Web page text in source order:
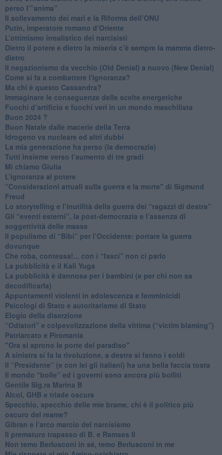
perso l’”anima”
​Il sollevamento dei mari e la Riforma dell’ONU
Putin, imperatore romano d’Oriente
​L’ottimismo irrealistico dei narcisisti
​Dietro il potere e dietro la miseria c’è sempre la mamma dietro-
dietro
Il negazionismo da vecchio (Old Denial) a nuovo (New Denial)
Come si fa a combattere l'ignoranza?
Ma chi è questo Cassandra?
Immaginare le conseguenze delle scelte energetiche
​Fuochi d’artificio e fuochi veri in un mondo maschilista
Buon 2024 ?
​Buon Natale dalle macerie della Terra
​Idrogeno vs nucleare ed altri dubbi
​La mia generazione ha perso (la democrazia)
​Tutti insieme verso l’aumento di tre gradi
Mi chiamo Giulia
L’ignoranza al potere
​“Considerazioni attuali sulla guerra e la morte" di Sigmund
Freud
​Lo storytelling e l’inutilità della guerra dei “ragazzi di destra”
​Gli “eventi esterni”, la post-democrazia e l’assenza di
soggettività delle masse
​Il populismo di “Bibi” per l’Occidente: portare la guerra
dovunque
​Che roba, contessa!... con i “fasci” non ci parlo
La pubblicità e il Kali Yuga
​La pubblicità è dannosa per i bambini (e per chi non sa
decodificarla)
​Appuntamenti violenti in adolescenza e femminicidi
​Psicologi di Stato e autoritarismo di Stato
Elogio della diserzione
“Odiatori” e colpevolizzazione della vittima (“victim blaming”)
​Patriarcato e Piromania
"Ora si aprono le porte del paradiso"
​A sinistra si fa la rivoluzione, a destra si fanno i soldi
​Il “Presidente” (e con lei gli italiani) ha una bella faccia tosta
​Il mondo “bolle” ed i governi sono ancora più bolliti
​Gentile Sig.ra Marina B
​Alcol, GHB e triade oscura
​Specchio, specchio delle mie brame, chi è il politico più
oscuro del reame?
​Gibran e l’arco marcio del narcisismo
​Il prematuro trapasso di B. e Ramses II
​Non temo Berlusconi in sé, temo Berlusconi in me